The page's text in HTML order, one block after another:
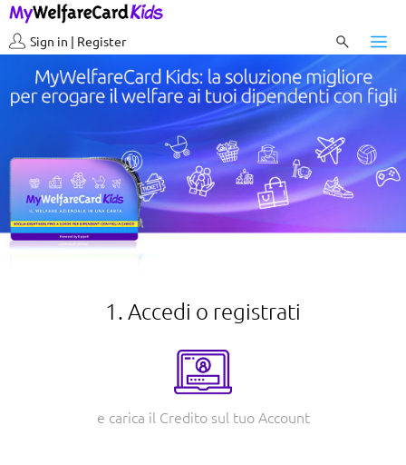
Sign in | Register
1. Accedi o registrati
e carica il Credito sul tuo Account